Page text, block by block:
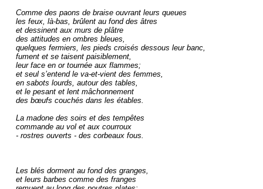
Comme des paons de braise ouvrant leurs queues
les feux, là-bas, brûlent au fond des âtres
et dessinent aux murs de plâtre
des attitudes en ombres bleues,
quelques fermiers, les pieds croisés dessous leur banc,
fument et se taisent paisiblement,
leur face en or tournée aux flammes;
et seul s’entend le va-et-vient des femmes,
en sabots lourds, autour des tables,
et le pesant et lent mâchonnement
des bœufs couchés dans les étables.
La madone des soirs et des tempêtes
commande au vol et aux courroux
- rostres ouverts - des corbeaux fous.
Les blés dorment au fond des granges,
et leurs barbes comme des franges